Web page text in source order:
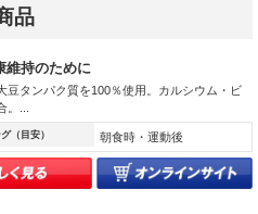
品
維持のために
豆タンパク質を100％使用。カルシウム・ビ
。...
（目安） 朝食時・運動後